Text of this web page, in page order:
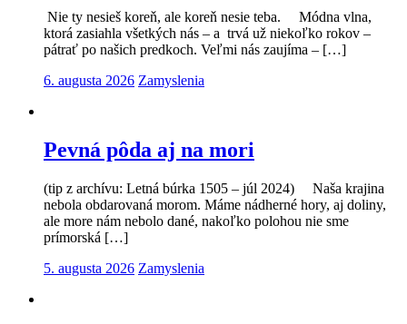
Nie ty nesieš koreň, ale koreň nesie teba. Módna vlna,
ktorá zasiahla všetkých nás – a trvá už niekoľko rokov –
pátrať po našich predkoch. Veľmi nás zaujíma – […]
6. augusta 2026 Zamyslenia
Pevná pôda aj na mori
(tip z archívu: Letná búrka 1505 – júl 2024) Naša krajina
nebola obdarovaná morom. Máme nádherné hory, aj doliny,
ale more nám nebolo dané, nakoľko polohou nie sme
prímorská […]
5. augusta 2026 Zamyslenia